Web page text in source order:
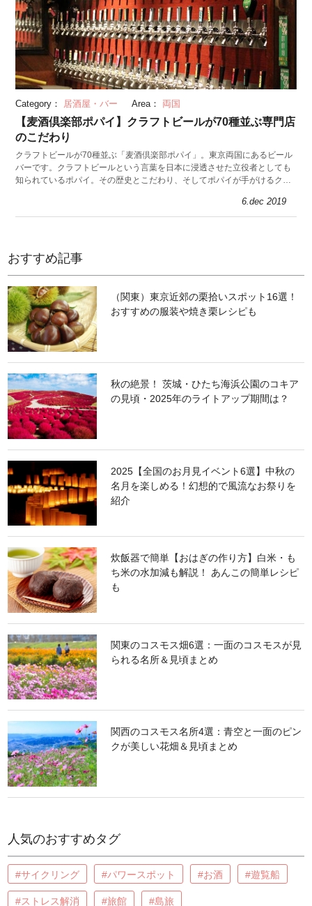
Category： 居酒屋・バー Area： 両国
【麦酒倶楽部ポパイ】クラフトビールが70種並ぶ専門店
のこだわり
クラフトビールが70種並ぶ「麦酒倶楽部ポパイ」。東京両国にあるビール
バーです。クラフトビールという言葉を日本に浸透させた立役者としても
知られているポパイ。その歴史とこだわり、そしてポパイが手がけるクラ
6.dec 2019
おすすめ記事
（関東）東京近郊の栗拾いスポット16選！
おすすめの服装や焼き栗レシピも
秋の絶景！ 茨城・ひたち海浜公園のコキア
の見頃・2025年のライトアップ期間は？
2025【全国のお月見イベント6選】中秋の
名月を楽しめる！幻想的で風流なお祭りを
紹介
炊飯器で簡単【おはぎの作り方】白米・も
ち米の水加減も解説！ あんこの簡単レシピ
も
関東のコスモス畑6選：一面のコスモスが見
られる名所＆見頃まとめ
関西のコスモス名所4選：青空と一面のピン
クが美しい花畑＆見頃まとめ
人気のおすすめタグ
#サイクリング #パワースポット #お酒 #遊覧船
#ストレス解消 #旅館 #島旅